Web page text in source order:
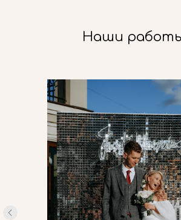
Наши